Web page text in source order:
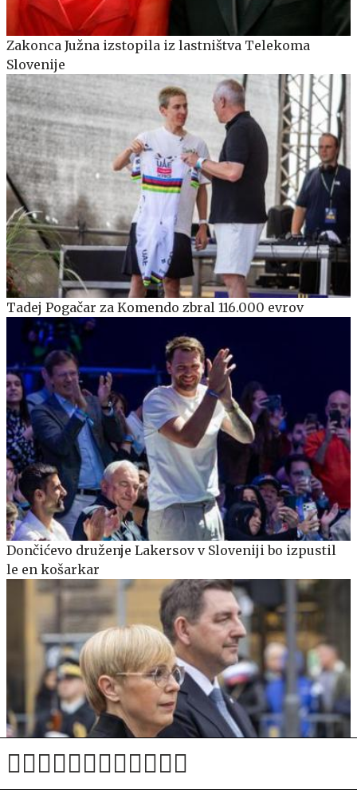
Zakonca Južna izstopila iz lastništva Telekoma
Slovenije
Tadej Pogačar za Komendo zbral 116.000 evrov
Dončićevo druženje Lakersov v Sloveniji bo izpustil
le en košarkar